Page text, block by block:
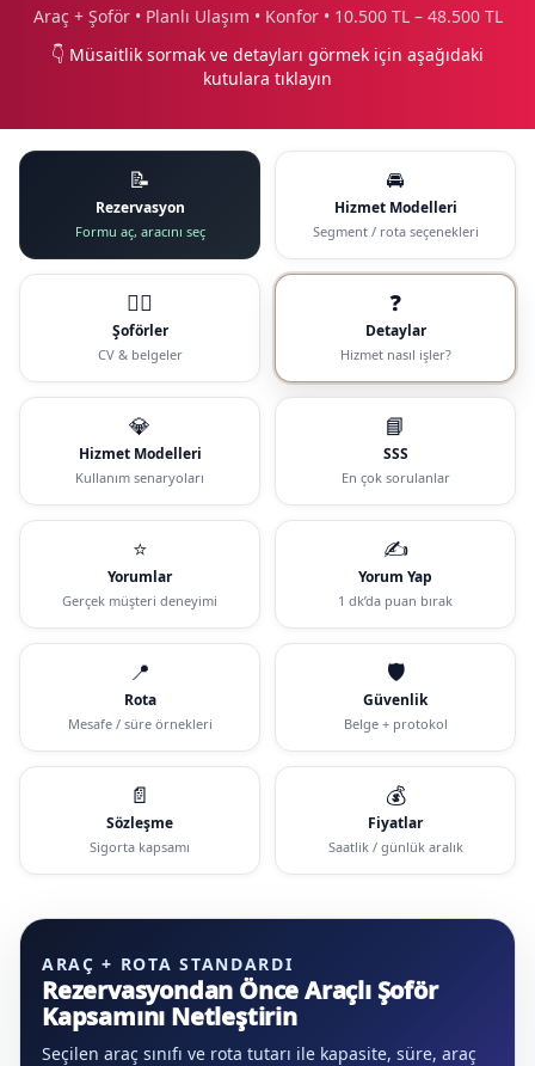
Araç + Şoför • Planlı Ulaşım • Konfor • 10.500 TL – 48.500 TL
👇 Müsaitlik sormak ve detayları görmek için aşağıdaki
kutulara tıklayın
📝
Rezervasyon
Formu aç, aracını seç
🚘
Hizmet Modelleri
Segment / rota seçenekleri
🧑‍✈️
Şoförler
CV & belgeler
❓
Detaylar
Hizmet nasıl işler?
💎
Hizmet Modelleri
Kullanım senaryoları
📘
SSS
En çok sorulanlar
⭐
Yorumlar
Gerçek müşteri deneyimi
✍️
Yorum Yap
1 dk’da puan bırak
📍
Rota
Mesafe / süre örnekleri
🛡️
Güvenlik
Belge + protokol
📄
Sözleşme
Sigorta kapsamı
💰
Fiyatlar
Saatlik / günlük aralık
ARAÇ + ROTA STANDARDI
Rezervasyondan Önce Araçlı Şoför
Kapsamını Netleştirin
Seçilen araç sınıfı ve rota tutarı ile kapasite, süre, araç